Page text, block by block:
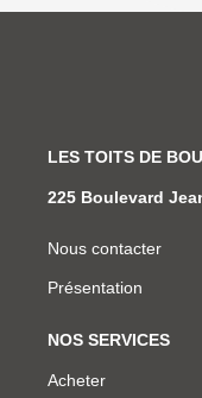
LES TOITS DE
225 Boulevard
Nous contacter
Présentation
NOS SERVICES
Acheter